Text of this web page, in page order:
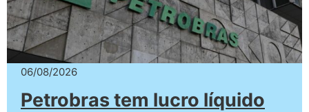
06/08/2026
Petrobras tem lucro líquido